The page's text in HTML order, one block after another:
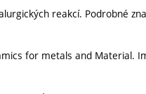
reakcí. Podrobné
for metals and Material.